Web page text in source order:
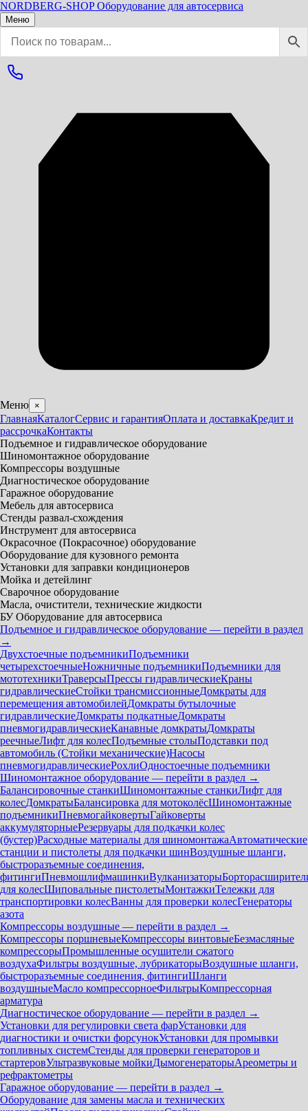
NORDBERG-SHOP Оборудование для автосервиса
Меню
Меню ×
ГлавнаяКаталогСервис и гарантияОплата и доставкаКредит и
рассрочкаКонтакты
Подъемное и гидравлическое оборудование
Шиномонтажное оборудование
Компрессоры воздушные
Диагностическое оборудование
Гаражное оборудование
Мебель для автосервиса
Стенды развал-схождения
Инструмент для автосервиса
Окрасочное (Покрасочное) оборудование
Оборудование для кузовного ремонта
Установки для заправки кондиционеров
Мойка и детейлинг
Сварочное оборудование
Масла, очистители, технические жидкости
БУ Оборудование для автосервиса
Подъемное и гидравлическое оборудование — перейти в раздел
→
Двухстоечные подъемникиПодъемники
четырехстоечныеНожничные подъемникиПодъемники для
мототехникиТраверсыПрессы гидравлическиеКраны
гидравлическиеСтойки трансмиссионныеДомкраты для
перемещения автомобилейДомкраты бутылочные
гидравлическиеДомкраты подкатныеДомкраты
пневмогидравлическиеКанавные домкратыДомкраты
реечныеЛифт для колесПодъемные столыПодставки под
автомобиль (Стойки механические)Насосы
пневмогидравлическиеРохлиОдностоечные подъемники
Шиномонтажное оборудование — перейти в раздел →
Балансировочные станкиШиномонтажные станкиЛифт для
колесДомкратыБалансировка для мотоколёсШиномонтажные
подъемникиПневмогайковертыГайковерты
аккумуляторныеРезервуары для подкачки колес
(бустер)Расходные материалы для шиномонтажаАвтоматические
станции и пистолеты для подкачки шинВоздушные шланги,
быстроразъемные соединения,
фитингиПневмошлифмашинкиВулканизаторы
для колесШиповальные пистолетыМонтажкиТележки для
транспортировки колесВанны для проверки колесГенераторы
азота
Компрессоры воздушные — перейти в раздел →
Компрессоры поршневыеКомпрессоры винтовыеБезмасляные
компрессорыПромышленные осушители сжатого
воздухаФильтры воздушные, лубрикаторыВоздушные шланги,
быстроразъемные соединения, фитингиШланги
воздушныеМасло компрессорноеФильтрыКомпрессорная
арматура
Диагностическое оборудование — перейти в раздел →
Установки для регулировки света фарУстановки для
диагностики и очистки форсунокУстановки для промывки
топливных системСтенды для проверки генераторов и
стартеровУльтразвуковые мойкиДымогенераторыАреометры и
рефрактометры
Гаражное оборудование — перейти в раздел →
Оборудование для замены масла и технических